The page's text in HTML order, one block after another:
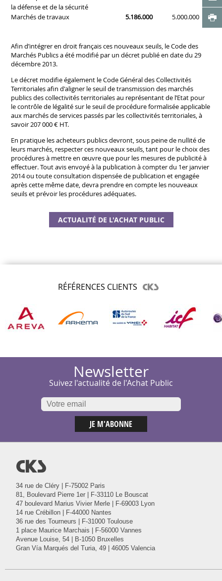
V
la défense et de la sécurité
Marchés de travaux 5.186.000 5.000.000
Afin d’intégrer en droit français ces nouveaux seuils, le Code des
Marchés Publics a été modifié par un décret publié en date du 29
décembre 2013.
Le décret modifie également le Code Général des Collectivités
Territoriales afin d'aligner le seuil de transmission des marchés
publics des collectivités territoriales au représentant de l’Etat pour
le contrôle de légalité sur le seuil de procédure formalisée applicable
aux marchés de services passés par les collectivités territoriales, à
savoir 207 000 € HT.
En pratique les acheteurs publics devront, sous peine de nullité de
leurs marchés, respecter ces nouveaux seuils, tant pour le choix des
procédures à mettre en œuvre que pour les mesures de publicité à
effectuer. Tout avis envoyé à la publication à compter du 1er janvier
2014 ou toute consultation dispensée de publication et engagée
après cette même date, devra prendre en compte les nouveaux
seuils et prévoir les procédures adéquates.
ACTUALITÉ DE L'ACHAT PUBLIC
RÉFÉRENCES CLIENTS
Newsletter
Suivez l'actualité de l'Achat Public
@
34 rue de Cléry | F-75002 Paris
81, Boulevard Pierre 1er | F-33110 Le Bouscat
47 boulevard Marius Vivier Merle | F-69003 Lyon
14 rue Crébillon | F-44000 Nantes
36 rue des Tourneurs | F-31000 Toulouse
1 place Maurice Marchais | F-56000 Vannes
Avenue Louise, 54 | B-1050 Bruxelles
Gran Vía Marqués del Turia, 49 | 46005 Valencia